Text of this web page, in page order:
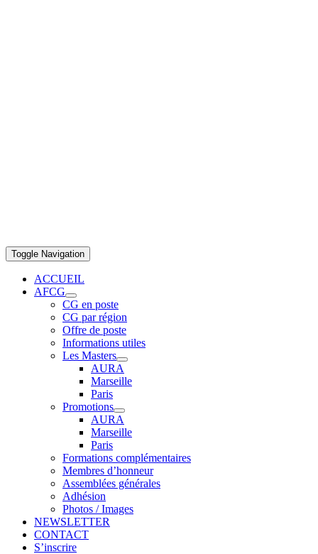
Toggle Navigation
ACCUEIL
AFCG
CG en poste
CG par région
Offre de poste
Informations utiles
Les Masters
AURA
Marseille
Paris
Promotions
AURA
Marseille
Paris
Formations complémentaires
Membres d’honneur
Assemblées générales
Adhésion
Photos / Images
NEWSLETTER
CONTACT
S’inscrire